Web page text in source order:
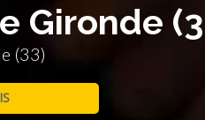
Gironde
(33)